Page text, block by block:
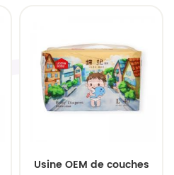
Usine OEM de couches